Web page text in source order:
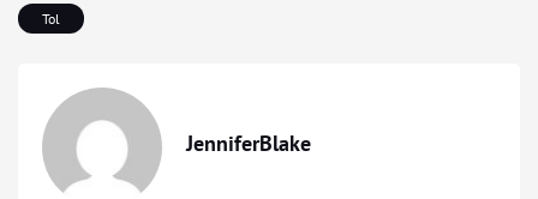
Tol
JenniferBlake